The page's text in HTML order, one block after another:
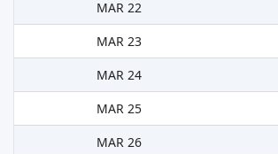
MAR 22
MAR 23
MAR 24
MAR 25
MAR 26